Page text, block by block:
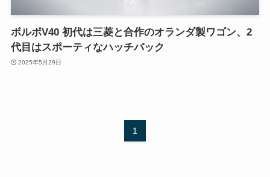
ボルボV40 初代は三菱と合作のオランダ製ワゴン、2
代目はスポーティなハッチバック
2025年5月29日
1